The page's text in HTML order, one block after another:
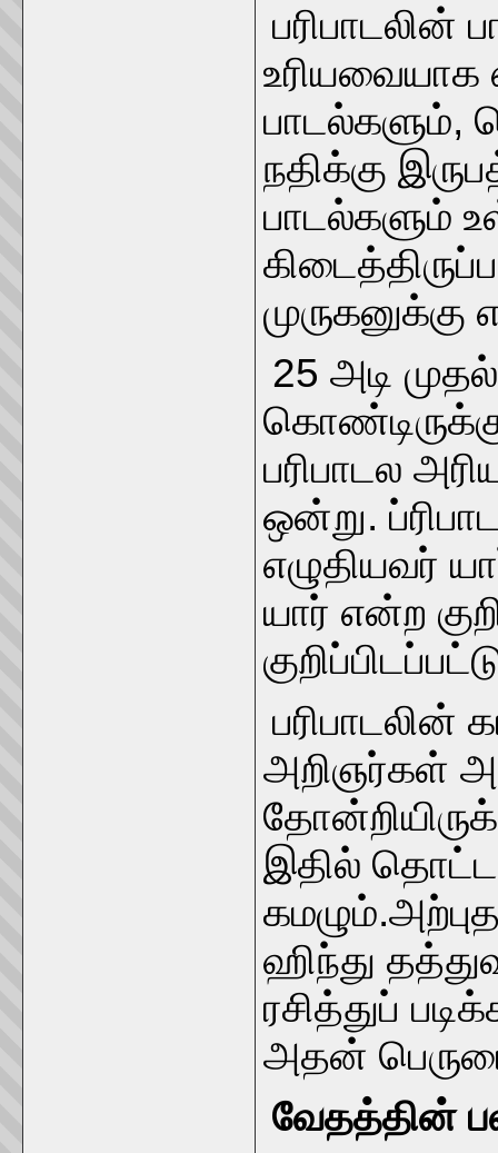
பரிபாடலின்
உரியவையாக
நதிக்கு
பாடல்களும்
25 அடி
பரிபாடல
ஒன்று.
எழுதியவர்
யார் என்ற
பரிபாடலின்
அறிஞர்கள்
இதில்
ஹிந்து
ரசித்துப்
அதன்
வேதத்தின்